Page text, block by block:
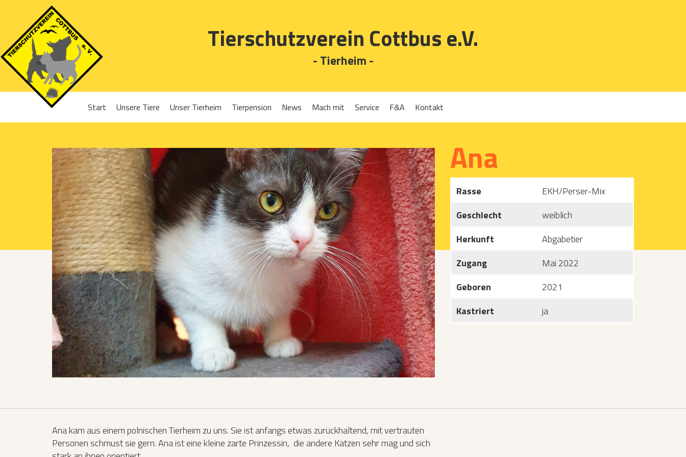
Tierschutzverein Cottbus e.V.
- Tierheim -
Start Unsere Tiere
Katzen
Kleintiere
Unser Tierheim
Projekte 2018
Projekte 2019
Projekte 2020
Projekte 2022
Projekte 2023
Projekte 2024
Organisation
Tierpension News Mach mit
Ehrenamt
Gassigehen
Mitglied werden
Patenschaften
Katzen­futterplätze
Bundesfreiwilligendienst/Praktikum
Testament
Katzen vorlesen
Service
Tierpension
F&A Kontakt
Ana
Rasse
EKH/Perser-Mix
Geschlecht
weiblich
Herkunft
Abgabetier
Zugang
Mai 2022
Geboren
2021
Kastriert
ja
Ana kam aus einem polnischen Tierheim zu uns. Sie ist anfangs etwas zurückhaltend, mit vertrauten
Personen schmust sie gern. Ana ist eine kleine zarte Prinzessin, die andere Katzen sehr mag und sich